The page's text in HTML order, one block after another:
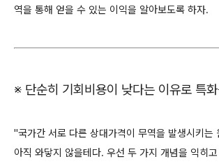
역을 통해 얻을 수 있는 이익을 알아보도록 하자.
※ 단순히 기회비용이 낮다는 이유로 특
"국가간 서로 다른 상대가격이 무역을 발생시키는
아직 와닿지 않을테다. 우선 두 가지 개념을 익히